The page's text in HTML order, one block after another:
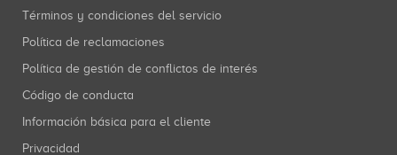
Términos y condiciones del servicio
Política de reclamaciones
Política de gestión de conflictos de interés
Código de conducta
Información básica para el cliente
Privacidad